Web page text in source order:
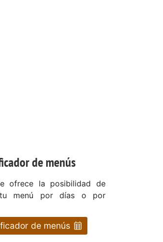
de menús
ofrece la posibilidad de
tu menú por días o por
de menús